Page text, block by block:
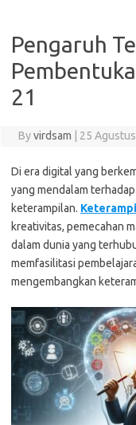
Pengaruh
21
Byvirdsam 25
Di era digital yang
yang mendalam
keterampilan.
kreativitas, pemecahan
dalam dunia yang
memfasilitasi
mengembangkan